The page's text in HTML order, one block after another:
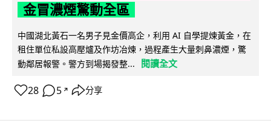
金冒濃煙驚動全區
中國湖北黃石一名男子見金價高企，利用 AI 自學提煉黃金，在
租住單位私設高壓爐及作坊冶煉，過程產生大量刺鼻濃煙，驚
動鄰居報警。警方到場揭發整...
閱讀全文
28 5 ↗ 分享